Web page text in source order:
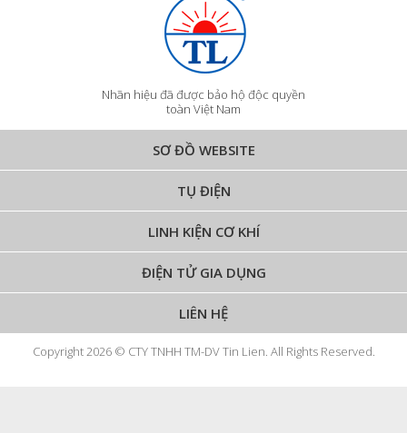
Nhãn hiệu đã được bảo hộ độc quyền
toàn Việt Nam
SƠ ĐỒ WEBSITE
TỤ ĐIỆN
LINH KIỆN CƠ KHÍ
ĐIỆN TỬ GIA DỤNG
LIÊN HỆ
Copyright 2026 © CTY TNHH TM-DV Tin Lien. All Rights Reserved.